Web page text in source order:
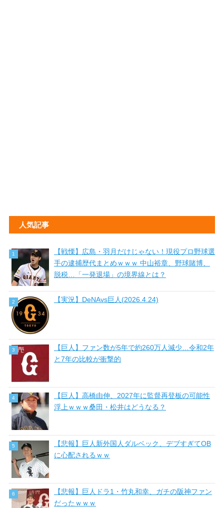
人気記事
【戦慄】広島・羽月だけじゃない！現役プロ野球選
手の逮捕歴代まとめｗｗｗ 中山裕章、野球賭博、
脱税…「一発退場」の境界線とは？
【実況】DeNAvs巨人(2026.4.24)
【巨人】ファン数が5年で約260万人減少…令和2年
と7年の比較が衝撃的
【巨人】高橋由伸、2027年に監督再登板の可能性
浮上ｗｗｗ桑田・松井はどうなる？
【悲報】巨人新外国人ダルベック、デブすぎてOB
に心配されるｗｗ
【悲報】巨人ドラ1・竹丸和幸、ガチの阪神ファン
だったｗｗｗ